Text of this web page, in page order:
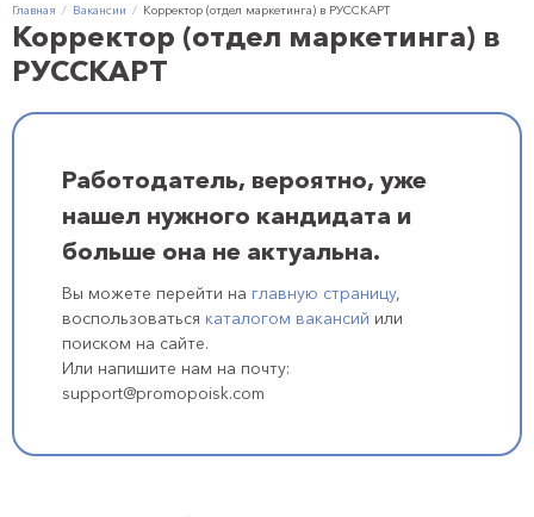
Главная Вакансии Корректор (отдел маркетинга) в РУССКАРТ
Корректор (отдел маркетинга) в
РУССКАРТ
Работодатель, вероятно, уже
нашел нужного кандидата и
больше она не актуальна.
Вы можете перейти на главную страницу,
воспользоваться каталогом вакансий или
поиском на сайте.
Или напишите нам на почту:
support@promopoisk.com